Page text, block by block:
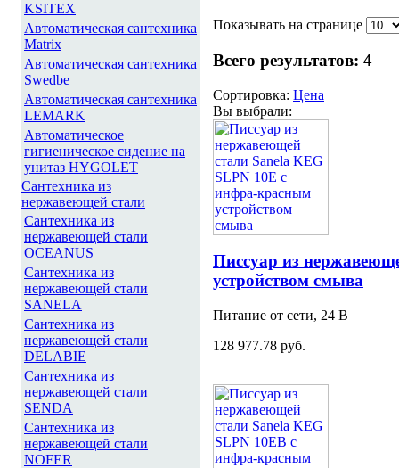
KSITEX
Автоматическая сантехника
Matrix
Автоматическая сантехника
Swedbe
Автоматическая сантехника
LEMARK
Автоматическое
гигиеническое сидение на
унитаз HYGOLET
Сантехника из
нержавеющей стали
Сантехника из
нержавеющей стали
OCEANUS
Сантехника из
нержавеющей стали
SANELA
Сантехника из
нержавеющей стали
DELABIE
Сантехника из
нержавеющей стали
SENDA
Сантехника из
нержавеющей стали
NOFER
Показывать на странице
Всего результатов: 4
Сортировка: Цена
Вы выбрали:
Писсуар из
устройством смыва
Питание от сети, 24 В
128 977.78 руб.